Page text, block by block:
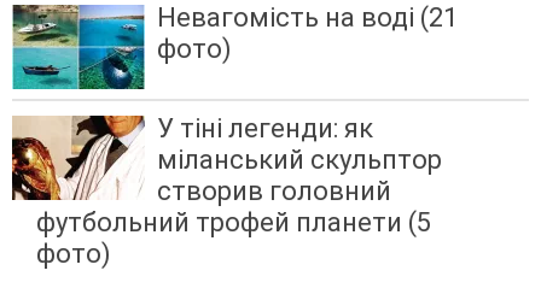
Невагомість на воді (21
фото)
У тіні легенди: як
міланський скульптор
створив головний
футбольний трофей планети (5
фото)